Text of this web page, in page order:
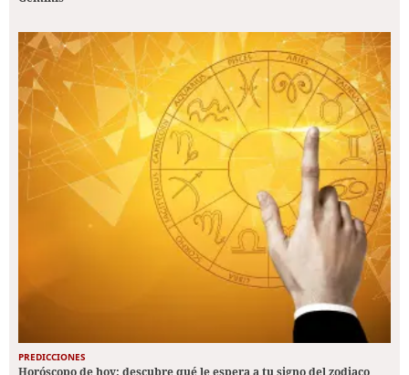
PREDICCIONES
Horóscopo de hoy: descubre qué le espera a tu signo del zodiaco